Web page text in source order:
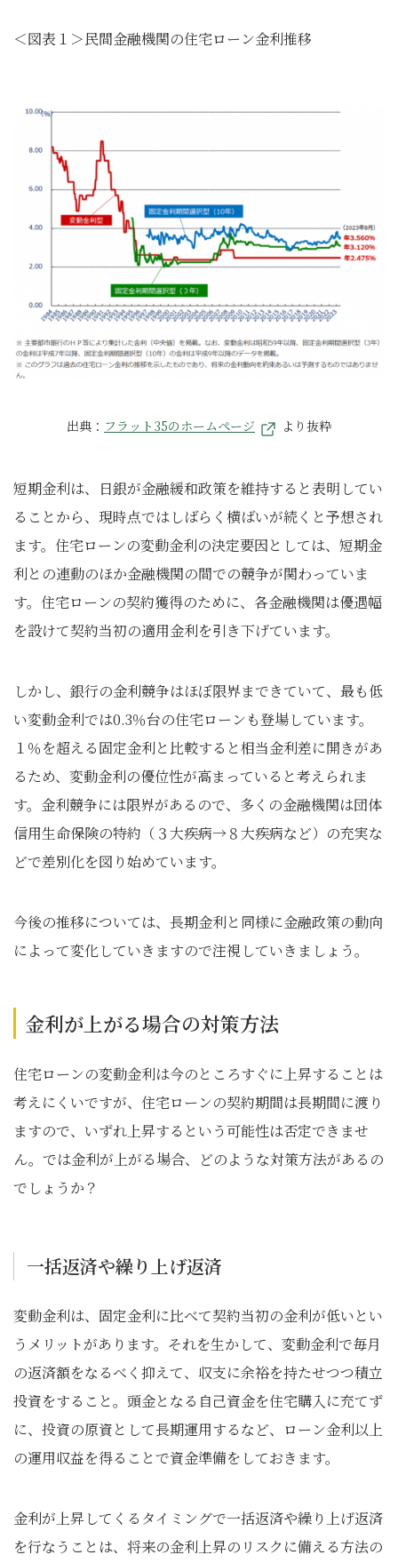
＜図表１＞民間金融機関の住宅ローン金利推移
出典： フラット35のホームページ より抜粋
短期金利は、日銀が金融緩和政策を維持すると表明してい
ることから、現時点ではしばらく横ばいが続くと予想され
ます。住宅ローンの変動金利の決定要因としては、短期金
利との連動のほか金融機関の間での競争が関わっていま
す。住宅ローンの契約獲得のために、各金融機関は優遇幅
を設けて契約当初の適用金利を引き下げています。
しかし、銀行の金利競争はほぼ限界まできていて、最も低
い変動金利では0.3％台の住宅ローンも登場しています。
１％を超える固定金利と比較すると相当金利差に開きがあ
るため、変動金利の優位性が高まっていると考えられま
す。金利競争には限界があるので、多くの金融機関は団体
信用生命保険の特約（３大疾病→８大疾病など）の充実な
どで差別化を図り始めています。
今後の推移については、長期金利と同様に金融政策の動向
によって変化していきますので注視していきましょう。
金利が上がる場合の対策方法
住宅ローンの変動金利は今のところすぐに上昇することは
考えにくいですが、住宅ローンの契約期間は長期間に渡り
ますので、いずれ上昇するという可能性は否定できませ
ん。では金利が上がる場合、どのような対策方法があるの
でしょうか？
一括返済や繰り上げ返済
変動金利は、固定金利に比べて契約当初の金利が低いとい
うメリットがあります。それを生かして、変動金利で毎月
の返済額をなるべく抑えて、収支に余裕を持たせつつ積立
投資をすること。頭金となる自己資金を住宅購入に充てず
に、投資の原資として長期運用するなど、ローン金利以上
の運用収益を得ることで資金準備をしておきます。
金利が上昇してくるタイミングで一括返済や繰り上げ返済
を行なうことは、将来の金利上昇のリスクに備える方法の